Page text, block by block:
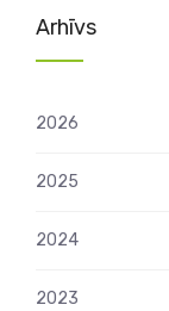
Arhīvs
2026
2025
2024
2023